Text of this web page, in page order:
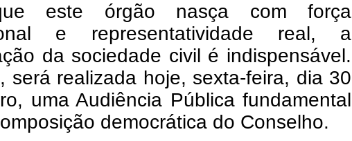
este órgão nasça com força
e representatividade real, a
da sociedade civil é indispensável.
será realizada hoje, sexta-feira, dia 30
uma Audiência Pública fundamental
democrática do Conselho.